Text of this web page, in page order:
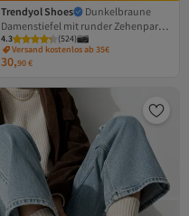
Trendyol Shoes
Dunkelbraune
Damenstiefel mit runder Zehenpartie
und flachem Absatz aus Fell innen
TAKAW26BO00001
4.3 (524)
Versand kostenlos ab 35€
30,90€